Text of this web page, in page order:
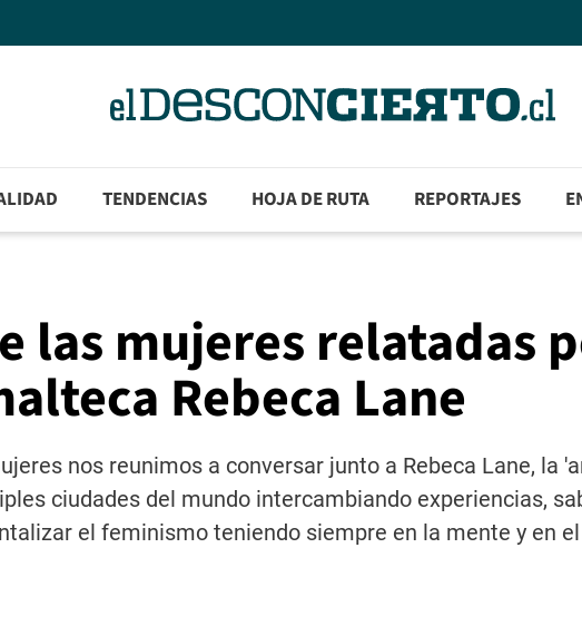
TENDENCIAS HOJA DE RUTA REPORTAJES
las mujeres relatadas
Rebeca Lane
nos reunimos a conversar junto a Rebeca Lane, la
ciudades del mundo intercambiando experiencias,
el feminismo teniendo siempre en la mente y en